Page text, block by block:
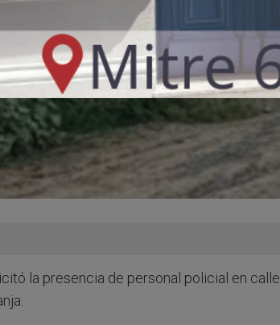
la presencia de personal policial en calle